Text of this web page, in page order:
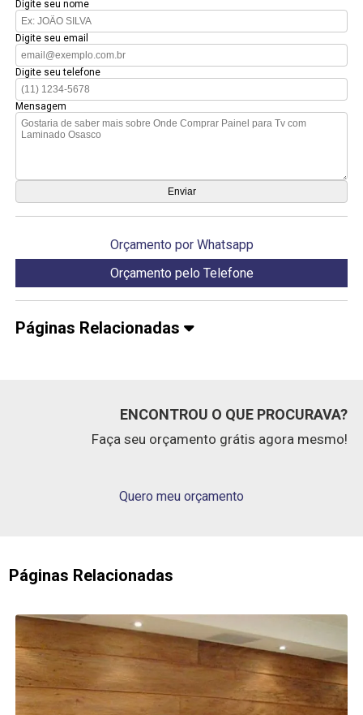
Digite seu nome
Digite seu email
Digite seu telefone
Mensagem
Orçamento por Whatsapp
Orçamento pelo Telefone
Páginas Relacionadas
ENCONTROU O QUE PROCURAVA?
Faça seu orçamento grátis agora mesmo!
Quero meu orçamento
Páginas Relacionadas